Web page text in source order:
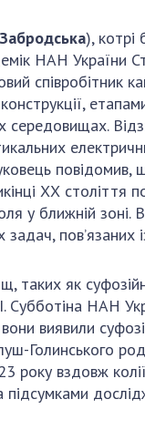
),
НАН України
співробітник
середовищах.
повідомив,
ХХ століття
у ближній зоні.
пов’язаних
як
Субботіна НАН
виявили
Голинського
року вздовж
підсумками